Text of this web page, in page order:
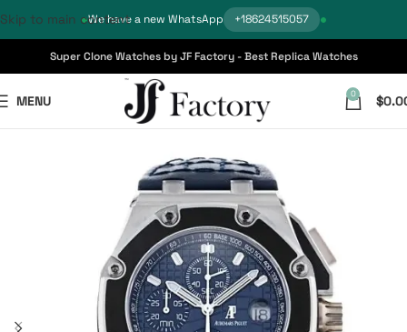
We have a new WhatsApp +18624515057
Skip to main content
Super Clone Watches by JF Factory - Best Replica Watches
MENU 0 $